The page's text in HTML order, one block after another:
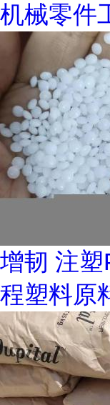
机械零件
增韧 注
程塑料原